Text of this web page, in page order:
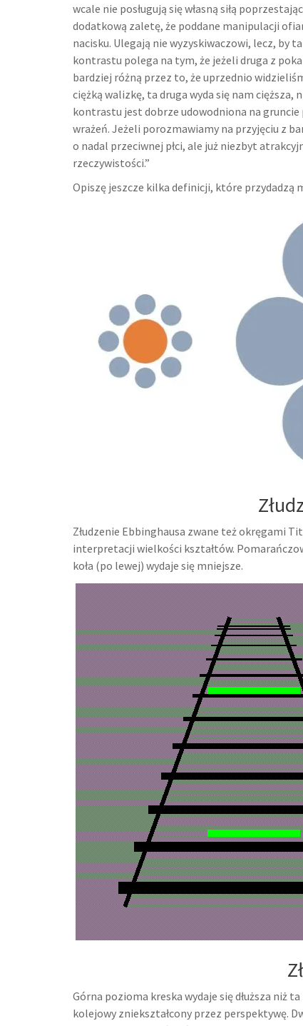
wcale nie posługują się własną siłą
dodatkową zaletę, że poddane manipulacji
nacisku. Ulegają nie wyzyskiwaczowi, lecz, by
kontrastu polega na tym, że jeżeli druga z
bardziej różną przez to, że uprzednio
ciężką walizkę, ta druga wyda się nam cięższa,
kontrastu jest dobrze udowodniona na
wrażeń. Jeżeli porozmawiamy na przyjęciu z
o nadal przeciwnej płci, ale już niezbyt
rzeczywistości.”
Opiszę jeszcze kilka definicji, które przydadzą
Złudzenie Ebbinghausa zwane też okręgami
interpretacji wielkości kształtów.
koła (po lewej) wydaje się mniejsze.
Górna pozioma kreska wydaje się dłuższa niż
kolejowy zniekształcony przez perspektywę.